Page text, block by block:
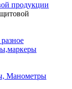
продукции
Манометры